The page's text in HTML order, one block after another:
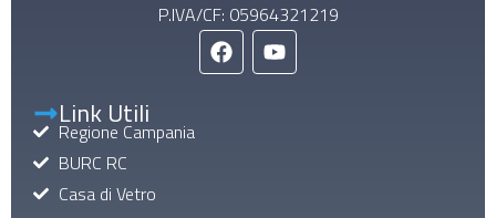
P.IVA/CF: 05964321219
Link Utili
Regione Campania
BURC RC
Casa di Vetro